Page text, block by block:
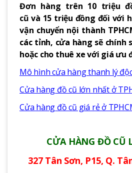
Đơn hàng trên 10 triệu
cũ và 15 triệu đồng đối với
vận chuyển nội thành
các tỉnh, cửa hàng sẽ chính
hoặc cho thuê xe với giá ưu
Mô hình cửa hàng thanh lý
Cửa hàng đồ cũ lớn nhất ở
Cửa hàng đồ cũ giá rẻ ở
CỬA HÀNG ĐỒ CŨ
327 Tân Sơn, P15, Q.